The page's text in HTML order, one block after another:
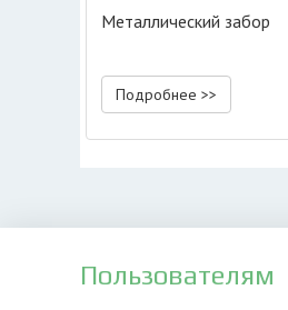
Металлический забор
Подробнее >>
Пользователям